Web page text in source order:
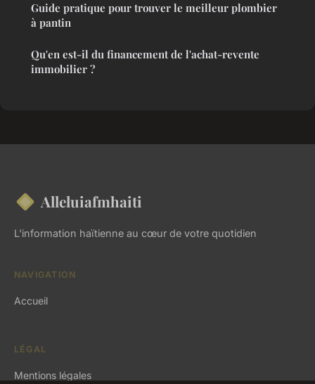
Guide pratique pour trouver le meilleur plombier
à pantin
Qu'en est-il du financement de l'achat-revente
immobilier ?
Alleluiafmhaiti
L'information haïtienne au cœur de votre quotidien
NAVIGATION
Accueil
LÉGAL
Mentions légales